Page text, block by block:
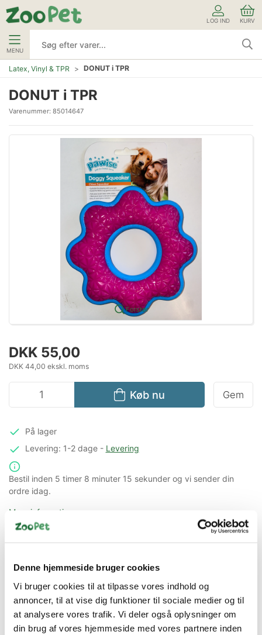
Denne hjemmeside bruger cookies
Vi bruger cookies til at tilpasse vores indhold og
annoncer, til at vise dig funktioner til sociale medier og til
at analysere vores trafik. Vi deler også oplysninger om
din brug af vores hjemmeside med vores partnere inden
LOG IND KURV
MENU
Latex, Vinyl & TPR DONUT i TPR
DONUT i TPR
Varenummer: 85014647
Forstør
DKK 55,00
DKK 44,00 ekskl. moms
Køb nu Gem
På lager
Levering: 1-2 dage- Levering
Bestil inden 5 timer 8 minuter 14 sekunder og vi sender din
ordre idag.
Mere information